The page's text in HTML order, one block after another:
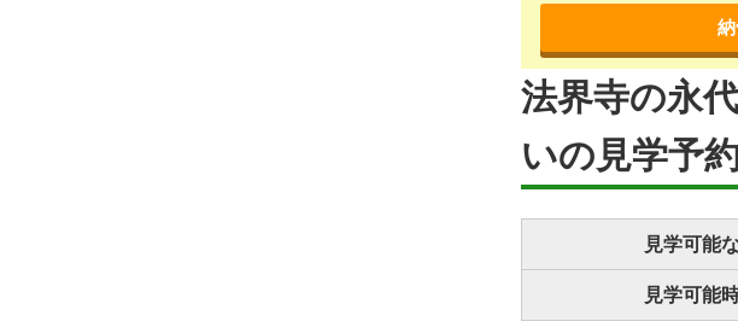
法界寺の永
いの見学予約
見学可能
見学可能